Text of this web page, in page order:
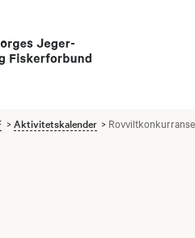
Aktivitetskalender Rovviltkonkurranse